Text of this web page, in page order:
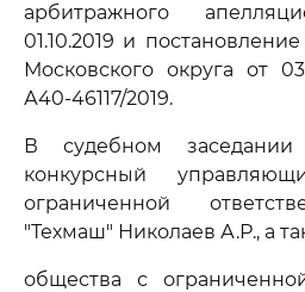
арбитражного
01.10.2019 и
Московского округа от
А40-46117/2019.
В судебном заседании
конкурсный
ограниченной
"Техмаш" Николаев А.Р., а
общества с